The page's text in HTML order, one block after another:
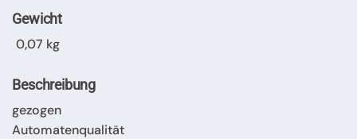
Gewicht
0,07 kg
Beschreibung
gezogen
Automatenqualität